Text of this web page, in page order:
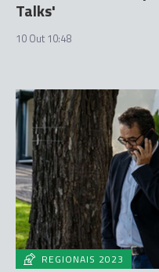
Talks'
10 Out 10:48
REGIONAIS 2023